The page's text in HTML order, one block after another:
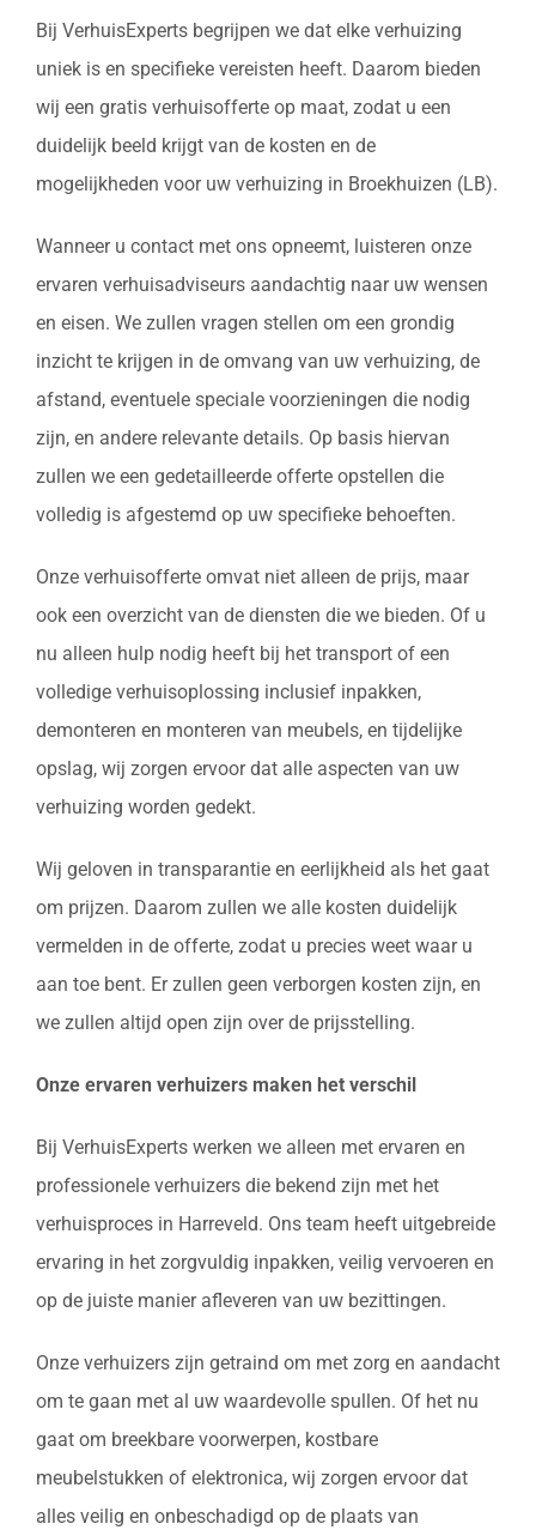
Bij VerhuisExperts begrijpen we dat elke verhuizing
uniek is en specifieke vereisten heeft. Daarom bieden
wij een gratis verhuisofferte op maat, zodat u een
duidelijk beeld krijgt van de kosten en de
mogelijkheden voor uw verhuizing in Broekhuizen (LB).
Wanneer u contact met ons opneemt, luisteren onze
ervaren verhuisadviseurs aandachtig naar uw wensen
en eisen. We zullen vragen stellen om een grondig
inzicht te krijgen in de omvang van uw verhuizing, de
afstand, eventuele speciale voorzieningen die nodig
zijn, en andere relevante details. Op basis hiervan
zullen we een gedetailleerde offerte opstellen die
volledig is afgestemd op uw specifieke behoeften.
Onze verhuisofferte omvat niet alleen de prijs, maar
ook een overzicht van de diensten die we bieden. Of u
nu alleen hulp nodig heeft bij het transport of een
volledige verhuisoplossing inclusief inpakken,
demonteren en monteren van meubels, en tijdelijke
opslag, wij zorgen ervoor dat alle aspecten van uw
verhuizing worden gedekt.
Wij geloven in transparantie en eerlijkheid als het gaat
om prijzen. Daarom zullen we alle kosten duidelijk
vermelden in de offerte, zodat u precies weet waar u
aan toe bent. Er zullen geen verborgen kosten zijn, en
we zullen altijd open zijn over de prijsstelling.
Onze ervaren verhuizers maken het verschil
Bij VerhuisExperts werken we alleen met ervaren en
professionele verhuizers die bekend zijn met het
verhuisproces in Harreveld. Ons team heeft uitgebreide
ervaring in het zorgvuldig inpakken, veilig vervoeren en
op de juiste manier afleveren van uw bezittingen.
Onze verhuizers zijn getraind om met zorg en aandacht
om te gaan met al uw waardevolle spullen. Of het nu
gaat om breekbare voorwerpen, kostbare
meubelstukken of elektronica, wij zorgen ervoor dat
alles veilig en onbeschadigd op de plaats van